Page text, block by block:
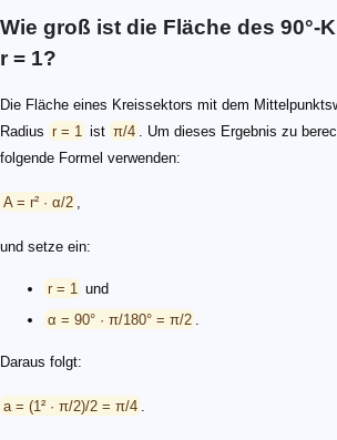
Wie groß ist die Fläche des 90°-
r = 1?
Die Fläche eines Kreissektors mit dem
Radius r = 1 ist π/4
. Um dieses Ergebnis zu
folgende Formel verwenden:
A = r² · α/2
und setze ein:
r = 1 und
α = 90° · π/180° = π/2
Daraus folgt:
a = (1² · π/2)/2 = π/4